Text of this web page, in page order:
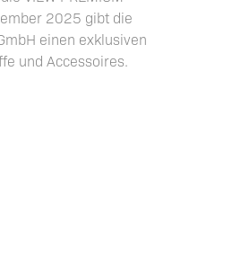
2025 gibt die
einen exklusiven
und Accessoires.